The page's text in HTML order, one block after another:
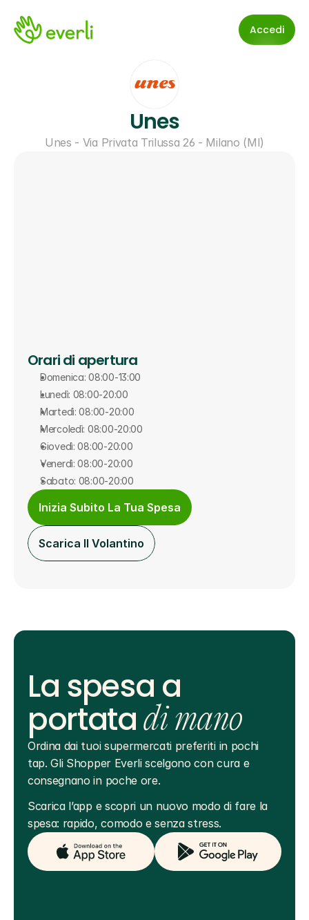
Accedi
Unes
Unes - Via Privata Trilussa 26 - Milano (MI)
Orari di apertura
Domenica: 08:00-13:00
Lunedì: 08:00-20:00
Martedì: 08:00-20:00
Mercoledì: 08:00-20:00
Giovedì: 08:00-20:00
Venerdì: 08:00-20:00
Sabato: 08:00-20:00
Inizia Subito La Tua Spesa
Scarica Il Volantino
La spesa a
portatadi mano
Ordina dai tuoi supermercati preferiti in pochi
tap. Gli Shopper Everli scelgono con cura e
consegnano in poche ore.
Scarica l’app e scopri un nuovo modo di fare la
spesa: rapido, comodo e senza stress.